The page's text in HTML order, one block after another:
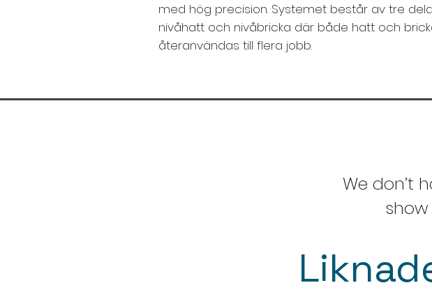
med hög precision. Systemet består av tre
nivåhatt och nivåbricka där både hatt och
återanvändas till flera jobb.
We don’t